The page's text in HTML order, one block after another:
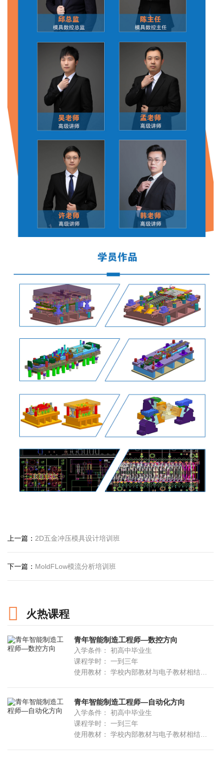
上一篇： 2D五金冲压模具设计培训班
下一篇： MoldFLow模流分析培训班
火热课程
青年智能制造工程师—数控方向
入学条件： 初高中毕业生
课程学时： 一到三年
使用教材： 学校内部教材与电子教材相结
继续教育大专》（考试费用另外支付）
青年智能制造工程师—自动化方向
入学条件： 初高中毕业生
课程学时： 一到三年
使用教材： 学校内部教材与电子教材相结